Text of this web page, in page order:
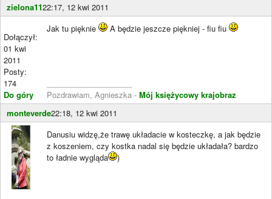
zielona1122:17, 12 kwi 2011
Dołączył:
01 kwi
2011
Posty:
174
Do góry
Jak tu pięknie A będzie jeszcze piękniej - fiu fiu
Pozdrawiam, Agnieszka - Mój księżycowy krajobraz
monteverde22:18, 12 kwi 2011
Danusiu widzę,że trawę układacie w kosteczkę, a jak będzie
z koszeniem, czy kostka nadal się będzie układała? bardzo
to ładnie wygląda
)